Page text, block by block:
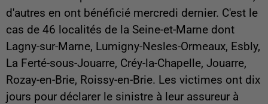
d'autres en ont bénéficié mercredi dernier. C'est le
cas de 46 localités de la Seine-et-Marne dont
Lagny-sur-Marne, Lumigny-Nesles-Ormeaux, Esbly,
La Ferté-sous-Jouarre, Créy-la-Chapelle, Jouarre,
Rozay-en-Brie, Roissy-en-Brie. Les victimes ont dix
jours pour déclarer le sinistre à leur assureur à